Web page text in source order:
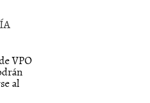
VPO
al